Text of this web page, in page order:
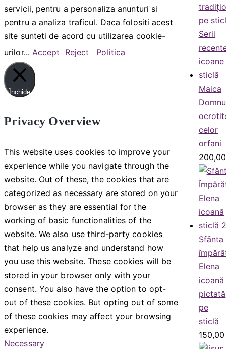
Maica
celor
orfani
Sfânta
Elena
icoană
pictată
pe
sticlă
servicii, pentru a personaliza anunturi si
pentru a analiza traficul. Daca folositi acest
site sunteti de acord cu utilizarea cookie-
urilor... Accept Reject Politica
Închide
Privacy Overview
This website uses cookies to improve your
experience while you navigate through the
website. Out of these, the cookies that are
categorized as necessary are stored on your
browser as they are essential for the
working of basic functionalities of the
website. We also use third-party cookies
that help us analyze and understand how
you use this website. These cookies will be
stored in your browser only with your
consent. You also have the option to opt-
out of these cookies. But opting out of some
of these cookies may affect your browsing
experience.
Necessary